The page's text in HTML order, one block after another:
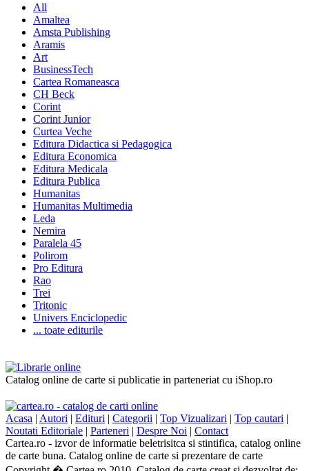
All
Amaltea
Amsta Publishing
Aramis
Art
BusinessTech
Cartea Romaneasca
CH Beck
Corint
Corint Junior
Curtea Veche
Editura Didactica si Pedagogica
Editura Economica
Editura Medicala
Editura Publica
Humanitas
Humanitas Multimedia
Leda
Nemira
Paralela 45
Polirom
Pro Editura
Rao
Trei
Tritonic
Univers Enciclopedic
... toate editurile
Catalog online de carte si publicatie in parteneriat cu iShop.ro
Acasa | Autori | Edituri | Categorii | Top Vizualizari | Top cautari |
Noutati Editoriale | Parteneri | Despre Noi | Contact
Cartea.ro - izvor de informatie beletrisitca si stintifica, catalog online
de carte buna. Catalog online de carte si prezentare de carte